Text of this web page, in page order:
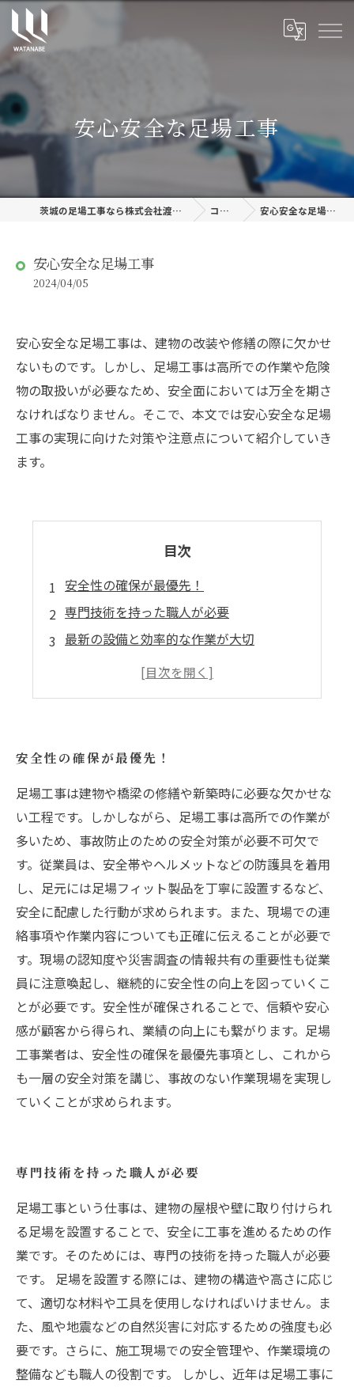
安心安全な足場工事
茨城の足場工事なら株式会社渡邊建設 コラム 安心安全な足場工事
安心安全な足場工事
2024/04/05
安心安全な足場工事は、建物の改装や修繕の際に欠かせ
ないものです。しかし、足場工事は高所での作業や危険
物の取扱いが必要なため、安全面においては万全を期さ
なければなりません。そこで、本文では安心安全な足場
工事の実現に向けた対策や注意点について紹介していき
ます。
目次
安全性の確保が最優先！
専門技術を持った職人が必要
最新の設備と効率的な作業が大切
法律や安全基準を順守した足場を構築
安全性の確保が最優先！
足場工事は建物や橋梁の修繕や新築時に必要な欠かせな
い工程です。しかしながら、足場工事は高所での作業が
多いため、事故防止のための安全対策が必要不可欠で
す。従業員は、安全帯やヘルメットなどの防護具を着用
し、足元には足場フィット製品を丁寧に設置するなど、
安全に配慮した行動が求められます。また、現場での連
絡事項や作業内容についても正確に伝えることが必要で
す。現場の認知度や災害調査の情報共有の重要性も従業
員に注意喚起し、継続的に安全性の向上を図っていくこ
とが必要です。安全性が確保されることで、信頼や安心
感が顧客から得られ、業績の向上にも繋がります。足場
工事業者は、安全性の確保を最優先事項とし、これから
も一層の安全対策を講じ、事故のない作業現場を実現し
ていくことが求められます。
専門技術を持った職人が必要
足場工事という仕事は、建物の屋根や壁に取り付けられ
る足場を設置することで、安全に工事を進めるための作
業です。そのためには、専門の技術を持った職人が必要
です。 足場を設置する際には、建物の構造や高さに応じ
て、適切な材料や工具を使用しなければいけません。ま
た、風や地震などの自然災害に対応するための強度も必
要です。さらに、施工現場での安全管理や、作業環境の
整備なども職人の役割です。 しかし、近年は足場工事に